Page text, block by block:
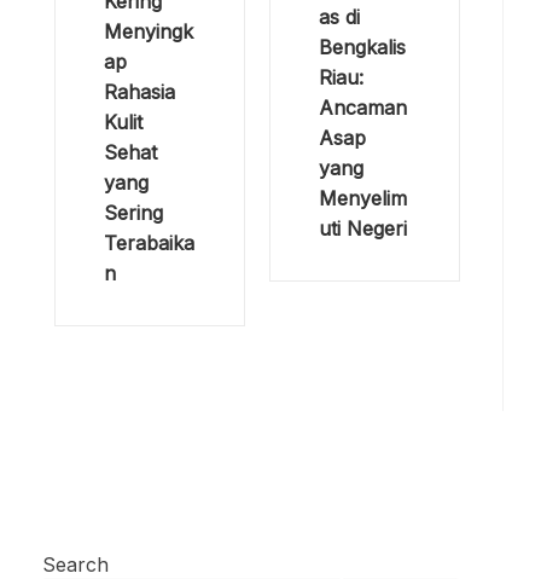
Menyingk
ap
Rahasia
Kulit
Sehat
yang
Sering
Terabaika
n
as di
Bengkalis
Riau:
Ancaman
Asap
yang
Menyelim
uti Negeri
Search